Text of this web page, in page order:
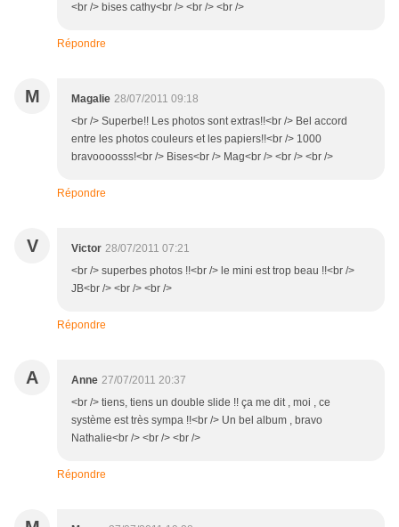
<br /> bises cathy<br /> <br /> <br />
Répondre
M Magalie 28/07/2011 09:18
<br /> Superbe!! Les photos sont extras!!<br /> Bel accord
entre les photos couleurs et les papiers!!<br /> 1000
bravoooosss!<br /> Bises<br /> Mag<br /> <br /> <br />
Répondre
V Victor 28/07/2011 07:21
<br /> superbes photos !!<br /> le mini est trop beau !!<br />
JB<br /> <br /> <br />
Répondre
A Anne 27/07/2011 20:37
<br /> tiens, tiens un double slide !! ça me dit , moi , ce
système est très sympa !!<br /> Un bel album , bravo
Nathalie<br /> <br /> <br />
Répondre